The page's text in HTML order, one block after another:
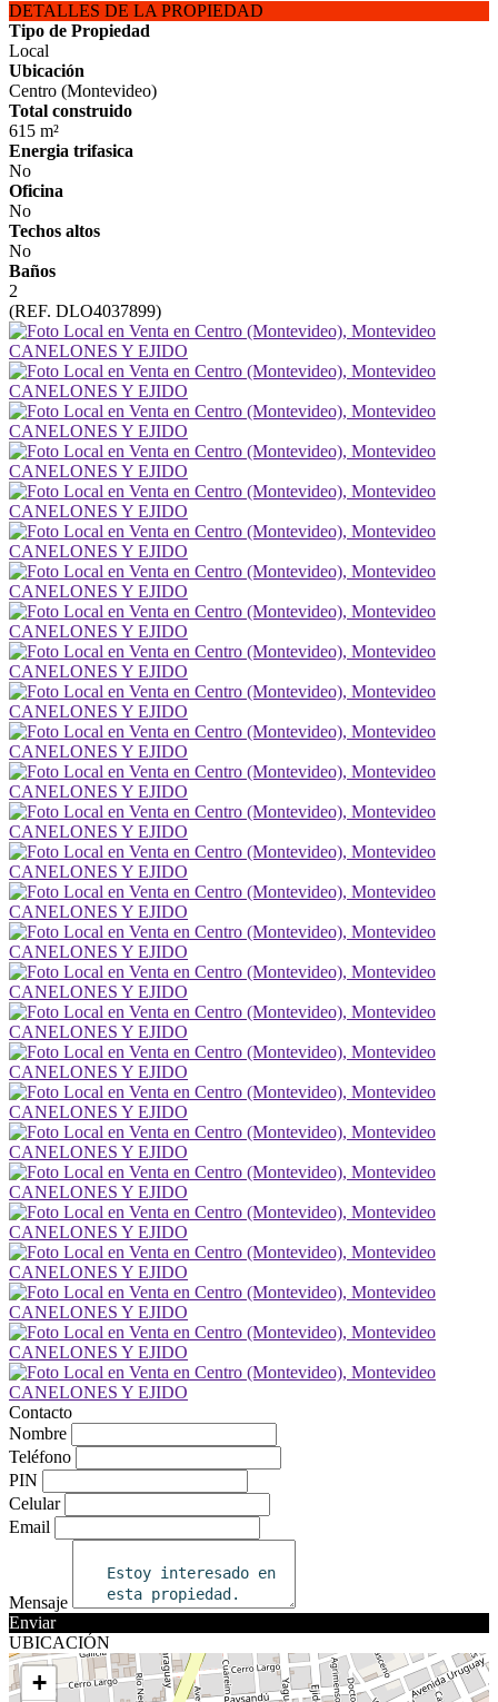
DETALLES DE LA PROPIEDAD
Tipo de Propiedad
Local
Ubicación
Centro (Montevideo)
Total construido
615 m²
Energia trifasica
No
Oficina
No
Techos altos
No
Baños
2
(REF. DLO4037899)
Contacto
Nombre
Teléfono
PIN
Celular
Email
Mensaje
Enviar
UBICACIÓN
+